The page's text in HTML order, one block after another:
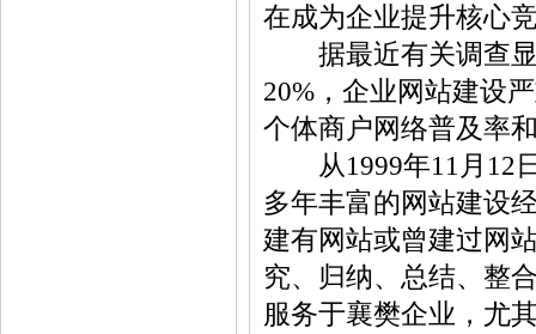
在成为企业提升核心
据最近有关调查显
20%，企业网站建设
个体商户网络普及率
从1999年11月12日
多年丰富的网站建设
建有网站或曾建过网
究、归纳、总结、整
服务于襄樊企业，尤